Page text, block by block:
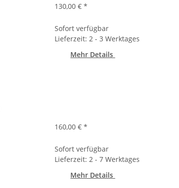
130,00 €*
Sofort verfügbar
Lieferzeit: 2 - 3 Werktages
Mehr Details
160,00 €*
Sofort verfügbar
Lieferzeit: 2 - 7 Werktages
Mehr Details